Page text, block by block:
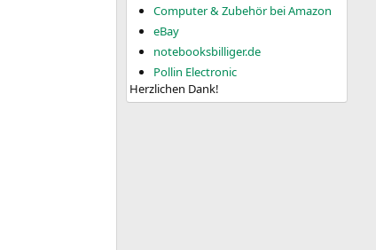
Computer & Zubehör bei Amazon
eBay
notebooksbilliger.de
Pollin Electronic
Herzlichen Dank!